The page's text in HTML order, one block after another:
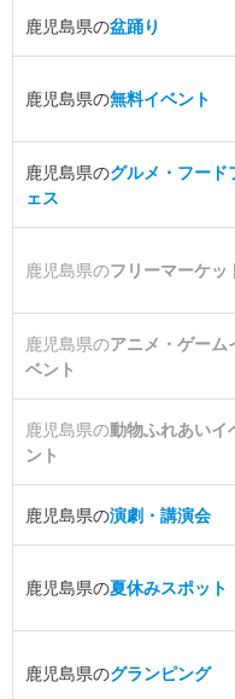
鹿児島県の盆踊り
鹿児島県の無料イベント
鹿児島県のグルメ・フード
ェス
鹿児島県のフリーマーケッ
鹿児島県のアニメ・ゲーム
ベント
鹿児島県の動物ふれあいイ
ント
鹿児島県の演劇・講演会
鹿児島県の夏休みスポット
鹿児島県のグランピング